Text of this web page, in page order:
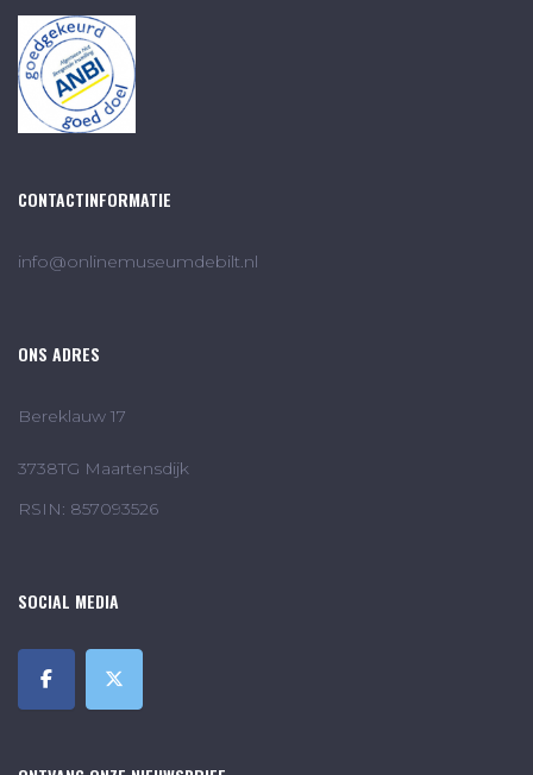
CONTACTINFORMATIE
info@onlinemuseumdebilt.nl
ONS ADRES
Bereklauw 17
3738TG Maartensdijk
RSIN: 857093526
SOCIAL MEDIA